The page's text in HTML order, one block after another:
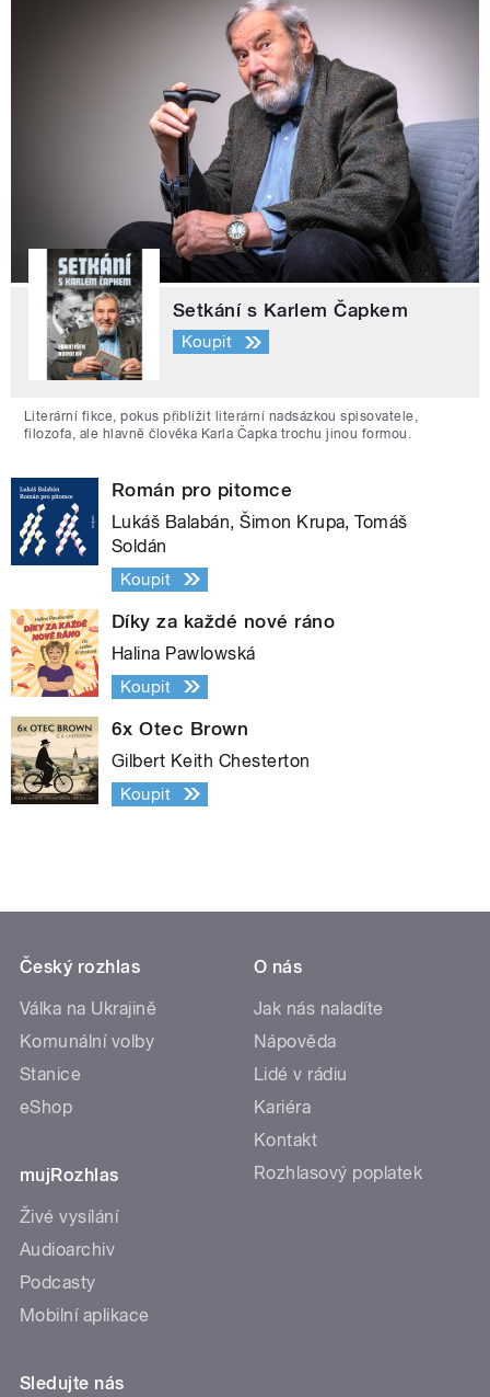
Setkání s Karlem Čapkem
Koupit
Literární fikce, pokus přiblížit literární nadsázkou spisovatele,
filozofa, ale hlavně člověka Karla Čapka trochu jinou formou.
Román pro pitomce
Lukáš Balabán, Šimon Krupa, Tomáš
Soldán
Koupit
Díky za každé nové ráno
Halina Pawlowská
Koupit
6x Otec Brown
Gilbert Keith Chesterton
Koupit
Český rozhlas
Válka na Ukrajině
Komunální volby
Stanice
eShop
mujRozhlas
Živé vysílání
Audioarchiv
Podcasty
Mobilní aplikace
O nás
Jak nás naladíte
Nápověda
Lidé v rádiu
Kariéra
Kontakt
Rozhlasový poplatek
Sledujte nás